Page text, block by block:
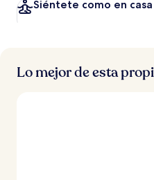
Siéntete como en casa
Lo mejor de esta